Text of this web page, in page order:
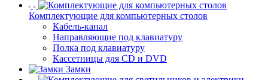
Комплектующие для компьютерных столов
Кабель-канал
Направляющие под клавиатуру
Полка под клавиатуру
Кассетницы для CD и DVD
Замки